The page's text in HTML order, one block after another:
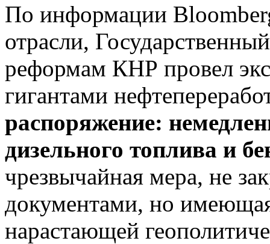
По информации
отрасли,
реформам КНР провел
гигантами
распоряжение:
дизельного топлива и
чрезвычайная мера, не
документами, но
нарастающей